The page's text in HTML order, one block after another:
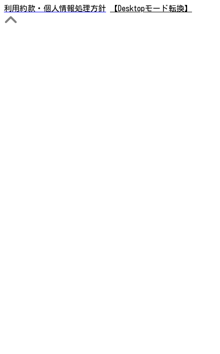
利用約款・個人情報処理方針
【Desktopモード転換】